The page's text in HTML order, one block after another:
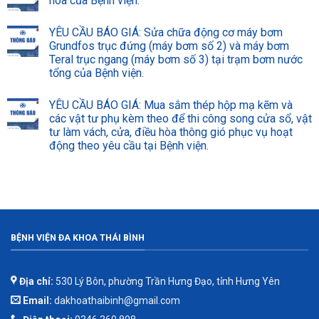
YÊU CẦU BÁO GIÁ: Sửa chữa động cơ máy bơm
Grundfos trục đứng (máy bơm số 2) và máy bơm
Teral trục ngang (máy bơm số 3) tại trạm bơm nước
tổng của Bệnh viện.
YÊU CẦU BÁO GIÁ: Mua sắm thép hộp mạ kẽm và
các vật tư phụ kèm theo để thi công song cửa sổ, vật
tư làm vách, cửa, điều hòa thông gió phục vụ hoạt
động theo yêu cầu tại Bệnh viện.
BỆNH VIỆN ĐA KHOA THÁI BÌNH
Địa chỉ: 530 Lý Bôn, phường Trần Hưng Đạo, tỉnh Hưng Yên
Email: dakhoathaibinh@gmail.com